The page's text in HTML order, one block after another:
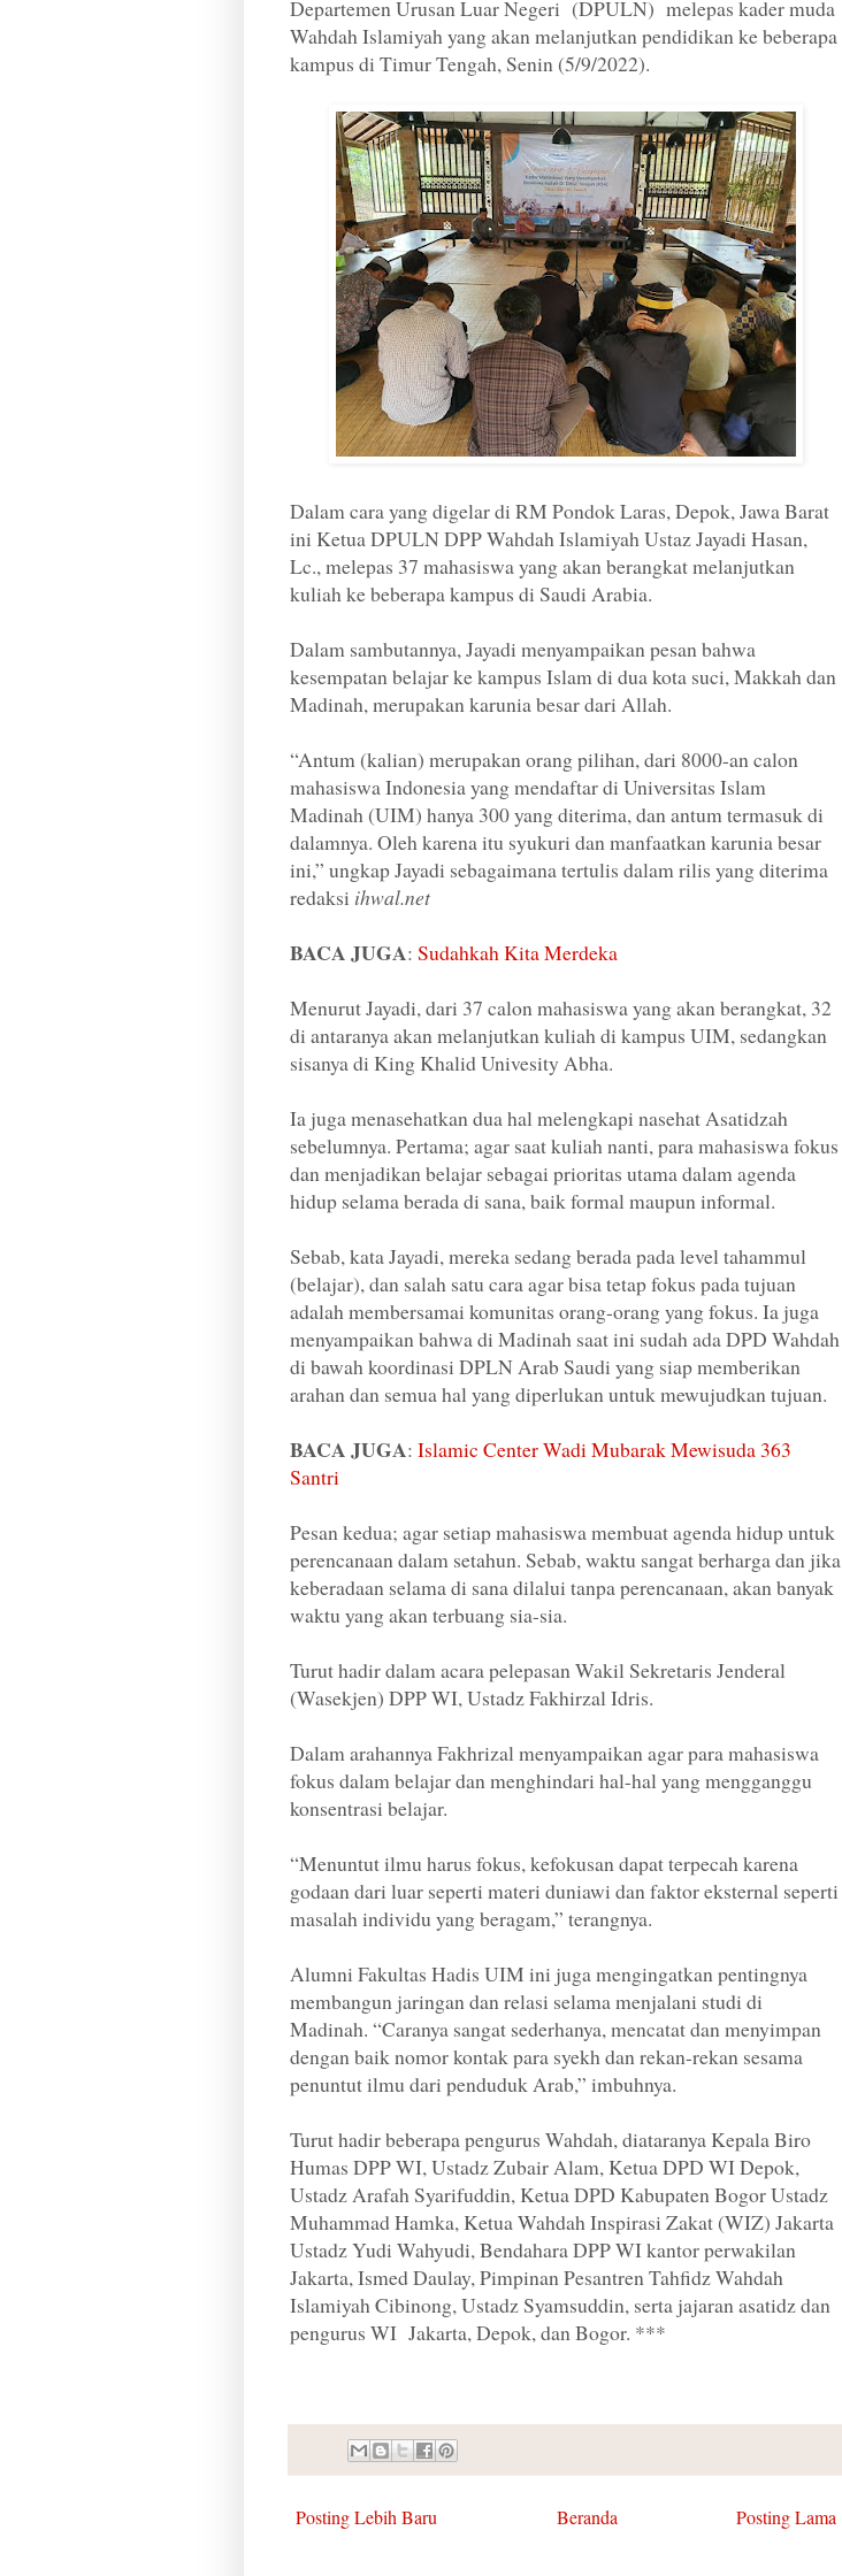
Departemen Urusan Luar Negeri (DPULN) melepas kader muda
Wahdah Islamiyah yang akan melanjutkan pendidikan ke beberapa
kampus di Timur Tengah, Senin (5/9/2022).
Dalam cara yang digelar di RM Pondok Laras, Depok, Jawa Barat
ini Ketua DPULN DPP Wahdah Islamiyah Ustaz Jayadi Hasan,
Lc., melepas 37 mahasiswa yang akan berangkat melanjutkan
kuliah ke beberapa kampus di Saudi Arabia.
Dalam sambutannya, Jayadi menyampaikan pesan bahwa
kesempatan belajar ke kampus Islam di dua kota suci, Makkah dan
Madinah, merupakan karunia besar dari Allah.
“Antum (kalian) merupakan orang pilihan, dari 8000-an calon
mahasiswa Indonesia yang mendaftar di Universitas Islam
Madinah (UIM) hanya 300 yang diterima, dan antum termasuk di
dalamnya. Oleh karena itu syukuri dan manfaatkan karunia besar
ini,” ungkap Jayadi sebagaimana tertulis dalam rilis yang diterima
redaksi ihwal.net
BACA JUGA: Sudahkah Kita Merdeka
Menurut Jayadi, dari 37 calon mahasiswa yang akan berangkat, 32
di antaranya akan melanjutkan kuliah di kampus UIM, sedangkan
sisanya di King Khalid Univesity Abha.
Ia juga menasehatkan dua hal melengkapi nasehat Asatidzah
sebelumnya. Pertama; agar saat kuliah nanti, para mahasiswa fokus
dan menjadikan belajar sebagai prioritas utama dalam agenda
hidup selama berada di sana, baik formal maupun informal.
Sebab, kata Jayadi, mereka sedang berada pada level tahammul
(belajar), dan salah satu cara agar bisa tetap fokus pada tujuan
adalah membersamai komunitas orang-orang yang fokus. Ia juga
menyampaikan bahwa di Madinah saat ini sudah ada DPD Wahdah
di bawah koordinasi DPLN Arab Saudi yang siap memberikan
arahan dan semua hal yang diperlukan untuk mewujudkan tujuan.
BACA JUGA: Islamic Center Wadi Mubarak Mewisuda 363
Santri
Pesan kedua; agar setiap mahasiswa membuat agenda hidup untuk
perencanaan dalam setahun. Sebab, waktu sangat berharga dan jika
keberadaan selama di sana dilalui tanpa perencanaan, akan banyak
waktu yang akan terbuang sia-sia.
Turut hadir dalam acara pelepasan Wakil Sekretaris Jenderal
(Wasekjen) DPP WI, Ustadz Fakhirzal Idris.
Dalam arahannya Fakhrizal menyampaikan agar para mahasiswa
fokus dalam belajar dan menghindari hal-hal yang mengganggu
konsentrasi belajar.
“Menuntut ilmu harus fokus, kefokusan dapat terpecah karena
godaan dari luar seperti materi duniawi dan faktor eksternal seperti
masalah individu yang beragam,” terangnya.
Alumni Fakultas Hadis UIM ini juga mengingatkan pentingnya
membangun jaringan dan relasi selama menjalani studi di
Madinah. “Caranya sangat sederhanya, mencatat dan menyimpan
dengan baik nomor kontak para syekh dan rekan-rekan sesama
penuntut ilmu dari penduduk Arab,” imbuhnya.
Turut hadir beberapa pengurus Wahdah, diataranya Kepala Biro
Humas DPP WI, Ustadz Zubair Alam, Ketua DPD WI Depok,
Ustadz Arafah Syarifuddin, Ketua DPD Kabupaten Bogor Ustadz
Muhammad Hamka, Ketua Wahdah Inspirasi Zakat (WIZ) Jakarta
Ustadz Yudi Wahyudi, Bendahara DPP WI kantor perwakilan
Jakarta, Ismed Daulay, Pimpinan Pesantren Tahfidz Wahdah
Islamiyah Cibinong, Ustadz Syamsuddin, serta jajaran asatidz dan
pengurus WI Jakarta, Depok, dan Bogor. ***
Posting Lebih Baru Posting Lama
Beranda